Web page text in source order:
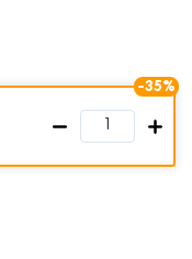
-35%